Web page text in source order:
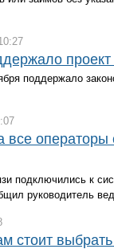
поддержало
все
подключились к
руководитель
стоит